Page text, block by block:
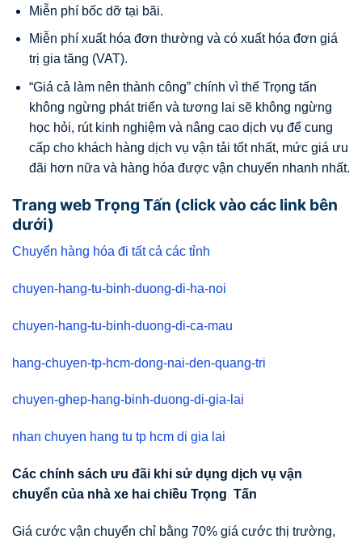
Miễn phí bốc dỡ tại bãi.
Miễn phí xuất hóa đơn thường và có xuất hóa đơn giá
trị gia tăng (VAT).
“Giá cả làm nên thành công” chính vì thế Trọng tấn
không ngừng phát triển và tương lai sẽ không ngừng
học hỏi, rút kinh nghiệm và nâng cao dịch vụ để cung
cấp cho khách hàng dịch vụ vận tải tốt nhất, mức giá ưu
đãi hơn nữa và hàng hóa được vận chuyển nhanh nhất.
Trang web Trọng Tấn (click vào các link bên
dưới)
Chuyển hàng hóa đi tất cả các tỉnh
chuyen-hang-tu-binh-duong-di-ha-noi
chuyen-hang-tu-binh-duong-di-ca-mau
hang-chuyen-tp-hcm-dong-nai-den-quang-tri
chuyen-ghep-hang-binh-duong-di-gia-lai
nhan chuyen hang tu tp hcm di gia lai
Các chính sách ưu đãi khi sử d ụng d ịch vụ vận
chuyển của nhà xe hai chiều Trọng Tấn
Giá cước vận chuyển chỉ bằng 70% giá cước thị trường,